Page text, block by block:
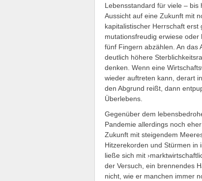
Lebensstandard für viele –
Aussicht auf eine Zukunft mit
kapitalistischer Herrschaft
mutationsfreudig erwiese
fünf Fingern abzählen. An das
deutlich höhere
denken. Wenn eine
wieder auftreten kann, derart
den Abgrund reißt, dann
Überlebens.
Gegenüber dem
Pandemie allerdings noch
Zukunft mit steigendem
Hitzerekorden und Stürmen in
ließe sich mit
der Versuch, ein brennendes
nicht, wie er manchen immer